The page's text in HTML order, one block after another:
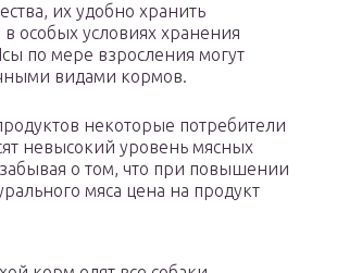
их удобно хранить
в особых условиях хранения
по мере взросления могут
видами кормов.
некоторые потребители
невысокий уровень мясных
о том, что при повышении
мяса цена на продукт